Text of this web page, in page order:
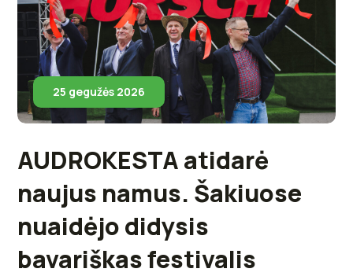
25 gegužės 2026
AUDROKESTA atidarė
naujus namus. Šakiuose
nuaidėjo didysis
bavariškas festivalis